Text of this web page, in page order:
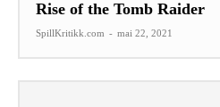
Rise of the Tomb Raider
SpillKritikk.com - mai 22, 2021